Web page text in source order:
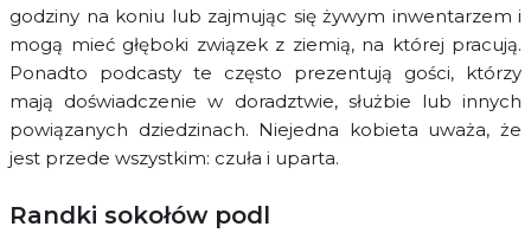
godziny na koniu lub zajmując się żywym inwentarzem i
mogą mieć głęboki związek z ziemią, na której pracują.
Ponadto podcasty te często prezentują gości, którzy
mają doświadczenie w doradztwie, służbie lub innych
powiązanych dziedzinach. Niejedna kobieta uważa, że
jest przede wszystkim: czuła i uparta.
Randki sokołów podl